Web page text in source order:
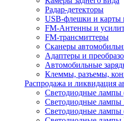
Радар-детекторы
USB-флешки и карты
FM-Антенны и
FM-трансмиттеры
Сканеры
Адаптеры и
Автомобильные
Клеммы, разъемы,
Распродажа и ликвидация
Светодиодные лампы
Светодиодные лампы
Светодиодные лампы